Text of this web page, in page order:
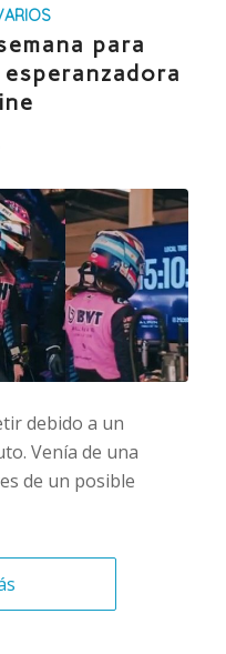
para
debido a un
Venía de una
de un posible